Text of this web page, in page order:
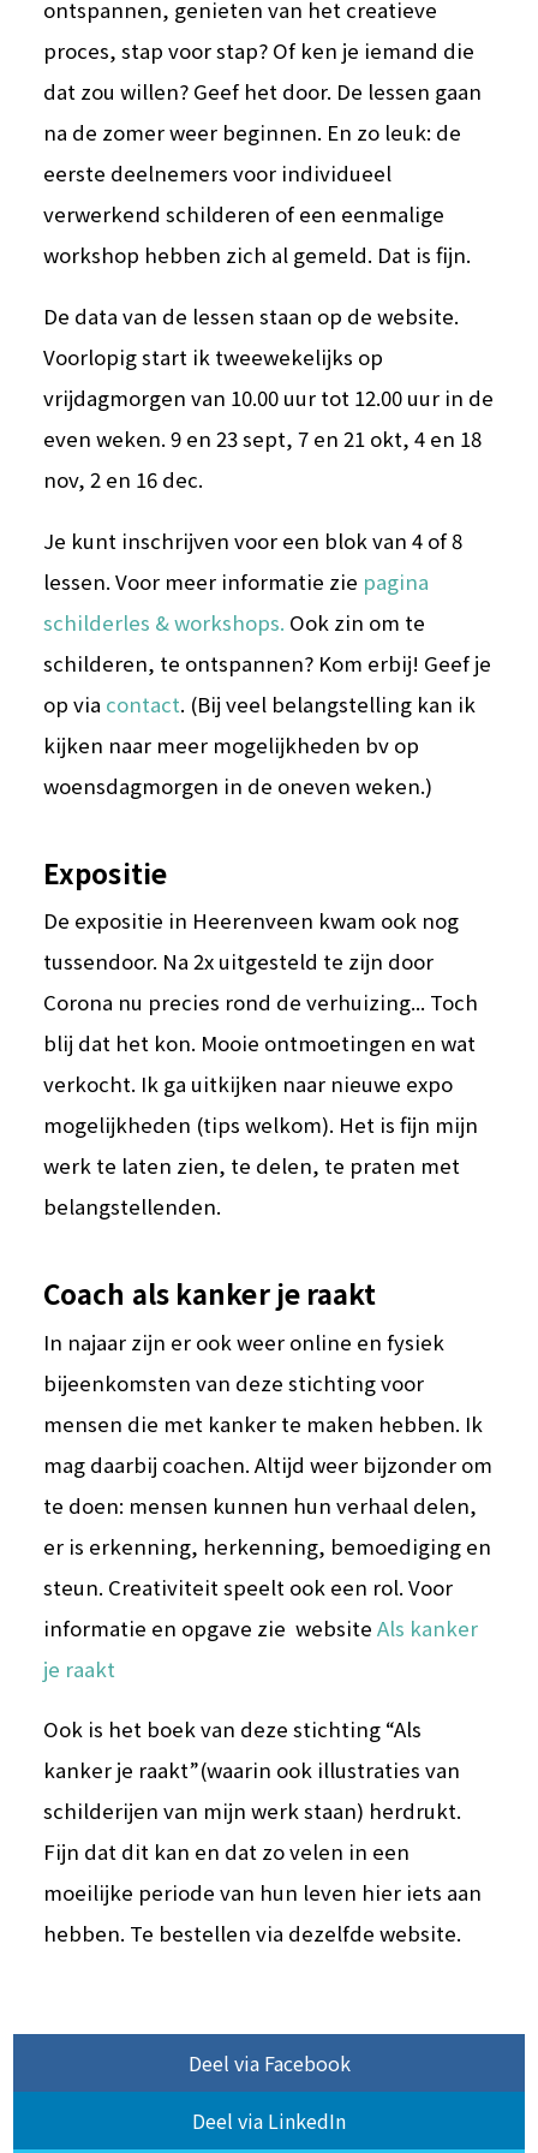
ontspannen, genieten van het creatieve
proces, stap voor stap? Of ken je iemand die
dat zou willen? Geef het door. De lessen gaan
na de zomer weer beginnen. En zo leuk: de
eerste deelnemers voor individueel
verwerkend schilderen of een eenmalige
workshop hebben zich al gemeld. Dat is fijn.
De data van de lessen staan op de website.
Voorlopig start ik tweewekelijks op
vrijdagmorgen van 10.00 uur tot 12.00 uur in de
even weken. 9 en 23 sept, 7 en 21 okt, 4 en 18
nov, 2 en 16 dec.
Je kunt inschrijven voor een blok van 4 of 8
lessen. Voor meer informatie zie pagina
schilderles & workshops. Ook zin om te
schilderen, te ontspannen? Kom erbij! Geef je
op via contact. (Bij veel belangstelling kan ik
kijken naar meer mogelijkheden bv op
woensdagmorgen in de oneven weken.)
Expositie
De expositie in Heerenveen kwam ook nog
tussendoor. Na 2x uitgesteld te zijn door
Corona nu precies rond de verhuizing... Toch
blij dat het kon. Mooie ontmoetingen en wat
verkocht. Ik ga uitkijken naar nieuwe expo
mogelijkheden (tips welkom). Het is fijn mijn
werk te laten zien, te delen, te praten met
belangstellenden.
Coach als kanker je raakt
In najaar zijn er ook weer online en fysiek
bijeenkomsten van deze stichting voor
mensen die met kanker te maken hebben. Ik
mag daarbij coachen. Altijd weer bijzonder om
te doen: mensen kunnen hun verhaal delen,
er is erkenning, herkenning, bemoediging en
steun. Creativiteit speelt ook een rol. Voor
informatie en opgave zie websiteAls kanker
je raakt
Ook is het boek van deze stichting “Als
kanker je raakt”(waarin ook illustraties van
schilderijen van mijn werk staan) herdrukt.
Fijn dat dit kan en dat zo velen in een
moeilijke periode van hun leven hier iets aan
hebben. Te bestellen via dezelfde website.
Deel via Facebook
Deel via LinkedIn